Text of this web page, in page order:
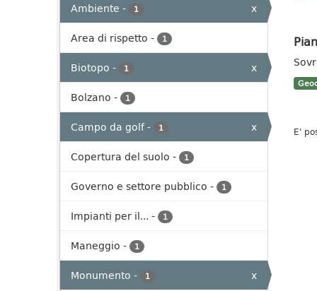
Ambiente - 1
x
Area di rispetto - 1
Biotopo - 1
x
Bolzano - 1
Campo da golf- 1
x
Copertura del suolo - 1
Governo e settore pubblico - 1
Impianti per il... - 1
Maneggio - 1
Monumento - 1 x
E'